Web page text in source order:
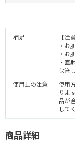
補足
【注
・お
・お
・直
保管
使用上の注意
使用
りま
品が
して
商品詳細